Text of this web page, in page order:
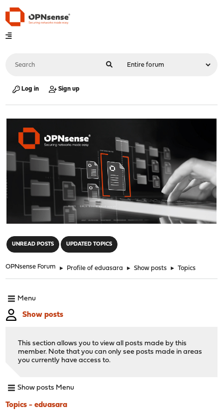
Log in Sign up
UNREAD POSTS UPDATED TOPICS
OPNsense Forum ► Profile of eduasara ► Show posts ► Topics
Menu
Show posts
This section allows you to view all posts made by this
member. Note that you can only see posts made in areas
you currently have access to.
Show posts Menu
Topics - eduasara